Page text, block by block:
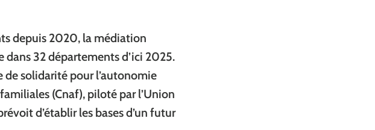
depuis 2020, la médiation
dans 32 départements d’ici 2025.
de solidarité pour l’autonomie
(Cnaf), piloté par l’Union
d’établir les bases d’un futur